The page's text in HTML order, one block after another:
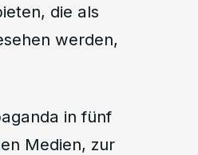
die als
werden,
in fünf
Medien, zur